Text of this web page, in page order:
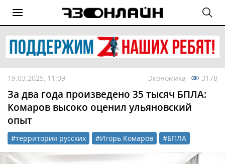
19.03.2025, 11:09 Экономика 3178
За два года произведено 35 тысяч БПЛА:
Комаров высоко оценил ульяновский
опыт
#территория русских #Игорь Комаров #БПЛА